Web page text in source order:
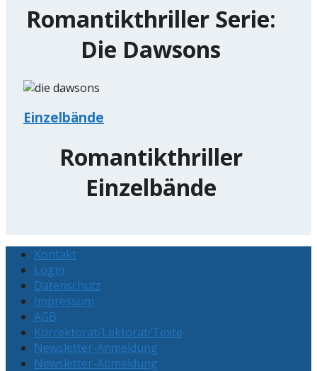
Romantikthriller Serie:
Die Dawsons
Einzelbände
Romantikthriller
Einzelbände
Kontakt
Login
Datenschutz
Impressum
AGB
Korrektorat/Lektorat/Texte
Newsletter-Anmeldung
Newsletter-Abmeldung